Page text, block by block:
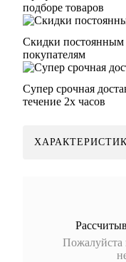
подборе товаров
Скидки постоянным
покупателям
Супер срочная
течение 2х часов
Пожалуйста